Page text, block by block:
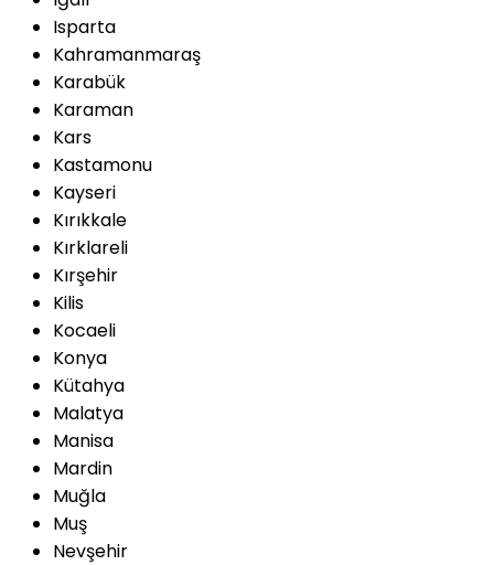
Isparta
Kahramanmaraş
Karabük
Karaman
Kars
Kastamonu
Kayseri
Kırıkkale
Kırklareli
Kırşehir
Kilis
Kocaeli
Konya
Kütahya
Malatya
Manisa
Mardin
Muğla
Muş
Nevşehir